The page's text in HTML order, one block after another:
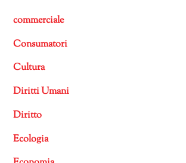
commerciale
Consumatori
Cultura
Diritti Umani
Diritto
Ecologia